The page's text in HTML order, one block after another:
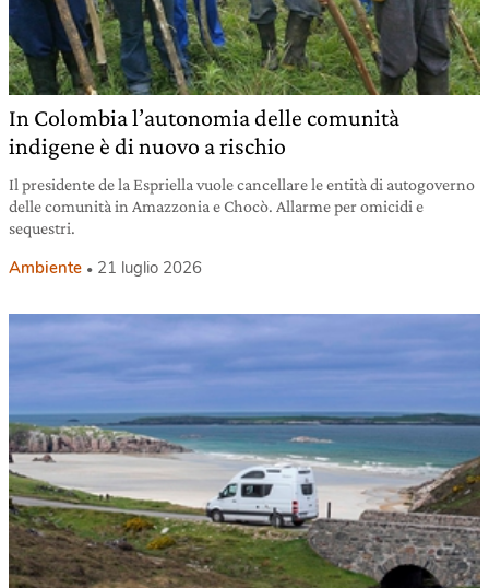
In Colombia l’autonomia delle comunità
indigene è di nuovo a rischio
Il presidente de la Espriella vuole cancellare le entità di autogoverno
delle comunità in Amazzonia e Chocò. Allarme per omicidi e
sequestri.
Ambiente 21 luglio 2026